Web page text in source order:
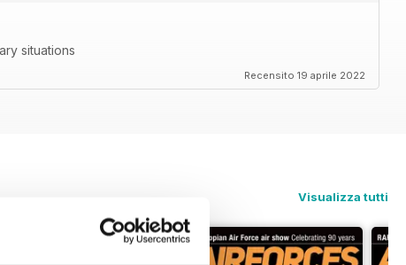
situations
Recensito 19 aprile 2022
Visualizza tutti